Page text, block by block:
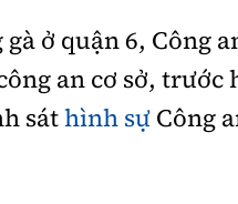
ở quận 6, Công
an cơ sở, trước
sáthình sự Công